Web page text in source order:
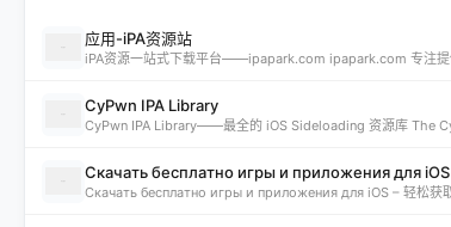
应用-iPA资源站
CyPwn IPA Library
Скачать бесплатно игры и приложения для iOS